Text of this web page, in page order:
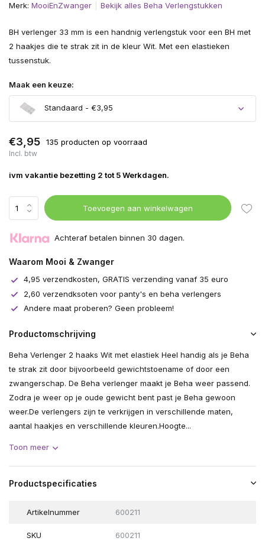
Merk: MooiEnZwanger Bekijk alles Beha Verlengstukken
BH verlenger 33 mm is een handnig verlengstuk voor een BH met
2 haakjes die te strak zit in de kleur Wit. Met een elastieken
tussenstuk.
Maak een keuze:
Standaard - €3,95
€3,95 135 producten op voorraad
Incl. btw
ivm vakantie bezetting 2 tot 5 Werkdagen.
Toevoegen aan winkelwagen
Achteraf betalen binnen 30 dagen.
Waarom Mooi & Zwanger
4,95 verzendkosten, GRATIS verzending vanaf 35 euro
2,60 verzendksoten voor panty's en beha verlengers
Andere maat proberen? Geen probleem!
Productomschrijving
Beha Verlenger 2 haaks Wit met elastiek Heel handig als je Beha
te strak zit door bijvoorbeeld gewichtstoename of door een
zwangerschap. De Beha verlenger maakt je Beha weer passend.
Zodra je weer op je oude gewicht bent past je Beha gewoon
weer.De verlengers zijn te verkrijgen in verschillende maten,
aantal haakjes en verschillende kleuren.Hoogte...
Toon meer
Productspecificaties
Artikelnummer 600211
SKU 600211